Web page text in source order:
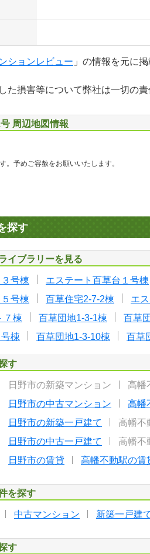
ションレビュー 」の情報を元に
た損害等について弊社は一切の
周辺地図情報
。予めご容赦をお願いいたします。
探す
イブラリーを見る
号棟 エステート百草台１号棟
号棟
百草住宅2-7-2棟 エ
７棟
百草団地1-3-1棟 百草
棟
百草団地1-3-10棟 百草
す
日野市の新築マンション
高幡
日野市の中古マンション
高幡
日野市の新築一戸建て
高幡不
日野市の中古一戸建て
高幡不
日野市の賃貸 高幡不動駅の賃
を探す
中古マンション 新築一戸建
す